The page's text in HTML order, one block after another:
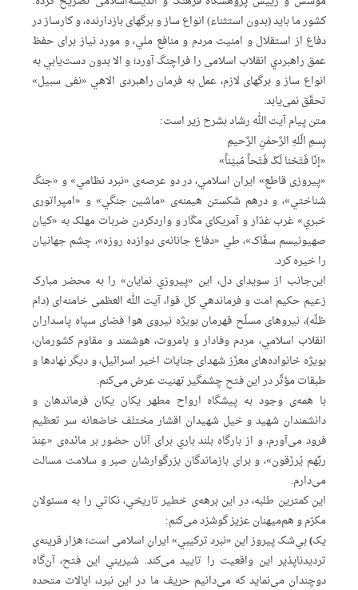
کشور ما باید (بدون استثناء) انواع ساز و برگهای بازدارنده، و کارساز در
دفاع از استقلال و امنیت مردم و منافع ملي، و مورد نیاز برای حفظ
عمق راهبردي انقلاب اسلامی را فراچنگ آورد؛ و الا بدون دست‌یابي به
انواع ساز و برگهای لازم، عمل به فرمان راهبردی الاهي «نفی سبیل»
تحقّق نمی‌یابد.
متن پیام آیت الله رشاد بشرح زیر است:
بِسمِ الّلهِ الرَّحمٰنِ الرَّحیمِ
«إنّا فَتَحْنا لَکَ فَتَحاً مُبیْناً»
«پیروزی قاطع» ایران اسلامي، در دو عرصه‌ی «نبرد نظامي» و «جنگ
شناختي»، و درهم شکستن هیمنه‌ی «ماشین جنگي» و «امپراتوری
خبري» غرب غدّار و آمریکای مکّار و واردکردن ضربات مهلک به «کیان
صهیونیسم سفّاک»، طي «دفاع جانانه‌ی دوازده روزه»، چشم جهانیان
را خیره کرد.
این‌جانب‌ از سویدای دل، این «پیروزي نمایان» را به محضر مبارک
زعیم حکیم امت و فرماندهي کل قوا، آیت الله العظمی خامنه‌ای (دام
ظلّه)، نیروهای مسلّح قهرمان بویژه نیروی هوا فضای سپاه پاسداران
انقلاب اسلامي، مردم وفادار و بامروت، هوشمند و مقاوم کشورمان،
بویژه خانواده‌های معزّز شهدای جنایات اخیر اسرائیل، و دیگر نهادها و
طبقات مؤثّر در این فتح چشمگیر تهنیت عرض می‌کنم.
با همه‌ی وجود به پیشگاه ارواح مطهر یکان یکان فرماندهان و
دانشمندان شهید و خیل شهیدان اقشار مختلف خاضعانه سر تعظیم
فرود می‌آورم، و از بارگاه بلند باري برای آنان حضور بر مائده‌ی «عِندَ
ربِّهم یُرزَقون»، و برای بازماندگان بزرگوارشان صبر و سلامت مسالت
می‌دارم.
این کمترین طلبه، در این برهه‌ی خطیر تاریخي، نکاتي را به مسئولان
مکرّم و هم‌میهنان عزیز گوشزد می‌کنم:
یک)بي‌شک پیروز این «نبرد ترکیبي» ایران اسلامی است؛ هزار قرینه‌ی
تردیدناپذیر این واقعیت را تایید می‌کند. شیریني این فتح، آن‌گاه
دوچندان می‌نماید که می‌دانیم حریف ما در این نبرد، ایالات متحده